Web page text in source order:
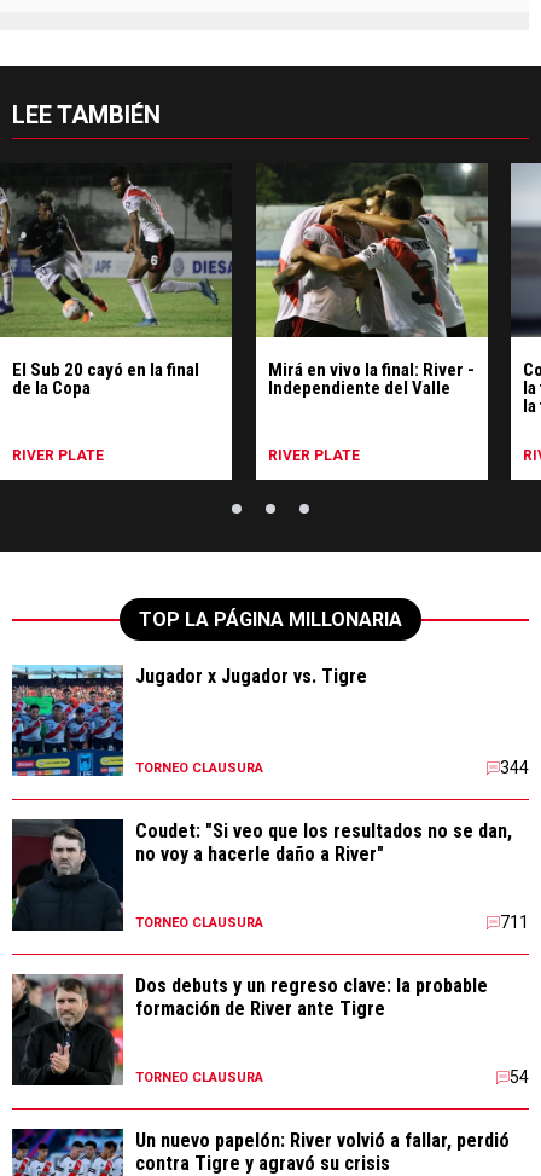
LEE TAMBIÉN
El Sub 20 cayó en la final
de la Copa
RIVER PLATE
Mirá en vivo la final: River -
Independiente del Valle
RIVER PLATE
la
la
TOP LA PÁGINA MILLONARIA
Jugador x Jugador vs. Tigre
TORNEO CLAUSURA 344
Coudet: "Si veo que los resultados no se dan,
no voy a hacerle daño a River"
TORNEO CLAUSURA 711
Dos debuts y un regreso clave: la probable
formación de River ante Tigre
TORNEO CLAUSURA 54
Un nuevo papelón: River volvió a fallar, perdió
contra Tigre y agravó su crisis